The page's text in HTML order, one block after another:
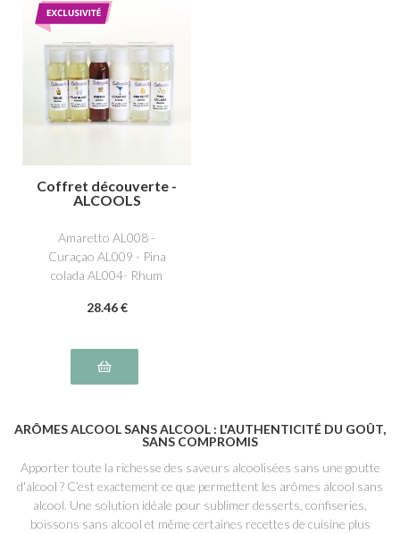
Coffret découverte -
ALCOOLS
Amaretto AL008 -
Curaçao AL009 - Pina
colada AL004- Rhum
AL006 - Whisky AL002
28.46 €
ARÔMES ALCOOL SANS ALCOOL : L'AUTHENTICITÉ DU GOÛT,
SANS COMPROMIS
Apporter toute la richesse des saveurs alcoolisées sans une goutte
d'alcool ? C’est exactement ce que permettent les arômes alcool sans
alcool. Une solution idéale pour sublimer desserts, confiseries,
boissons sans alcool et même certaines recettes de cuisine plus